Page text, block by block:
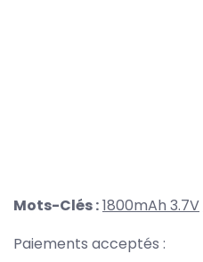
Mots-Clés :1800mAh 3.7V
Paiements acceptés :